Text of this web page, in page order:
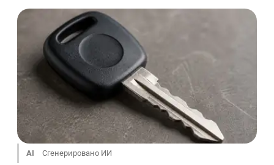
AI Сгенерировано ИИ